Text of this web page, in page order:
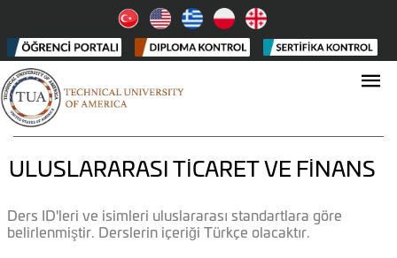
ULUSLARARASI TİCARET VE FİNANS
Ders ID'leri ve isimleri uluslararası standartlara göre
belirlenmiştir. Derslerin içeriği Türkçe olacaktır.